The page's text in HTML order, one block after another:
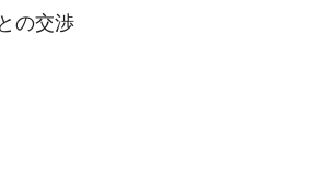
の交渉